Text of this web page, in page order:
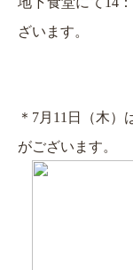
ざいます。
＊7月11日（木
がございます。